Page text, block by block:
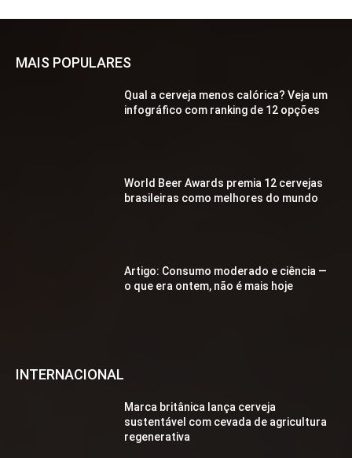
MAIS POPULARES
Qual a cerveja menos calórica? Veja um
infográfico com ranking de 12 opções
World Beer Awards premia 12 cervejas
brasileiras como melhores do mundo
Artigo: Consumo moderado e ciência —
o que era ontem, não é mais hoje
INTERNACIONAL
Marca britânica lança cerveja
sustentável com cevada de agricultura
regenerativa